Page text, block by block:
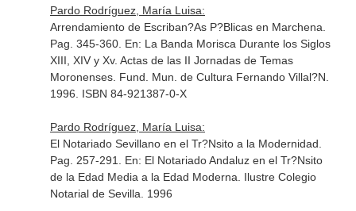
Pardo Rodríguez, María Luisa:
Arrendamiento de Escriban?As P?Blicas en Marchena.
Pag. 345-360. En: La Banda Morisca Durante los Siglos
XIII, XIV y Xv. Actas de las II Jornadas de Temas
Moronenses. Fund. Mun. de Cultura Fernando Villal?N.
1996. ISBN 84-921387-0-X
Pardo Rodríguez, María Luisa:
El Notariado Sevillano en el Tr?Nsito a la Modernidad.
Pag. 257-291. En: El Notariado Andaluz en el Tr?Nsito
de la Edad Media a la Edad Moderna . Ilustre Colegio
Notarial de Sevilla. 1996